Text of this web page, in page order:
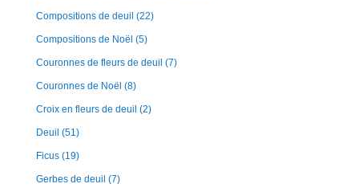
Compositions de deuil (22)
Compositions de Noël (5)
Couronnes de fleurs de deuil (7)
Couronnes de Noël (8)
Croix en fleurs de deuil (2)
Deuil (51)
Ficus (19)
Gerbes de deuil (7)